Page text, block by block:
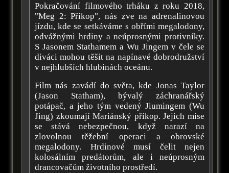
Pokračování filmového trháku z roku 2018,
"Meg 2: Příkop", nás zve na adrenalinovou
jízdu, kde se setkáváme s obřími megalodony,
odvážnými hrdiny a neúprosnými protivníky.
S Jasonem Stathamem a Wu Jingem v čele se
diváci mohou těšit na napínavé dobrodružství
v nejhlubších hlubinách oceánu.
Film nás zavádí do světa, kde Jonas Taylor
(Jason Statham), bývalý záchranářský
potápač, a jeho tým vedený Jiumingem (Wu
Jing) zkoumají Mariánský příkop. Jejich mise
se stává nebezpečnou, když narazí na
zlovolnou těžební operaci a obrovské
megalodony. Hrdinové musí čelit nejen
kolosálním predátorům, ale i neúprosným
drancovačům životního prostředí.